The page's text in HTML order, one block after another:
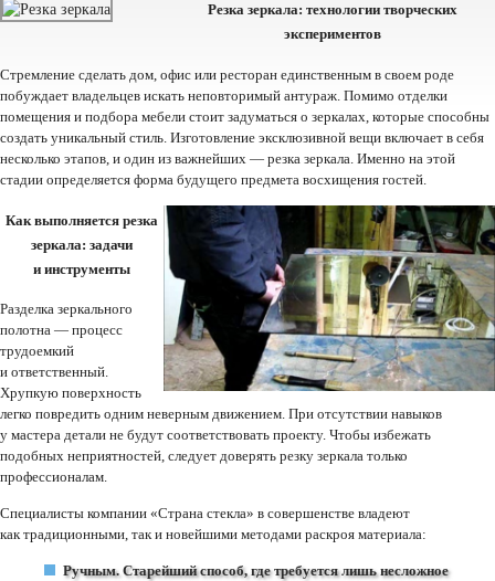
Резка зеркала: технологии творческих
экспериментов
Стремление сделать дом, офис или ресторан единственным в своем роде
побуждает владельцев искать неповторимый антураж. Помимо отделки
помещения и подбора мебели стоит задуматься о зеркалах, которые способны
создать уникальный стиль. Изготовление эксклюзивной вещи включает в себя
несколько этапов, и один из важнейших — резка зеркала. Именно на этой
стадии определяется форма будущего предмета восхищения гостей.
Как выполняется резка
зеркала: задачи
и инструменты
Разделка зеркального
полотна — процесс
трудоемкий
и ответственный.
Хрупкую поверхность
легко повредить одним неверным движением. При отсутствии навыков
у мастера детали не будут соответствовать проекту. Чтобы избежать
подобных неприятностей, следует доверять резку зеркала только
профессионалам.
Специалисты компании «Страна стекла» в совершенстве владеют
как традиционными, так и новейшими методами раскроя материала:
Ручным. Старейший способ, где требуется лишь несложное